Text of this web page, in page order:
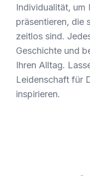
Individualität, um
präsentieren, die
zeitlos sind.
Geschichte und
Ihren Alltag.
Leidenschaft für
inspirieren.